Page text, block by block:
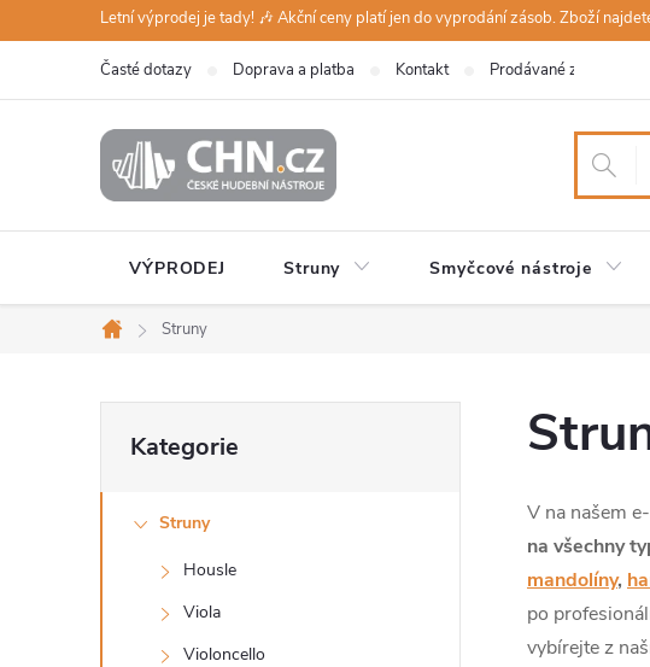
na
Letní výprodej je tady! 🎶 Akční ceny platí jen do vyprodání zásob. Zboží
Časté dotazy Doprava a platba Kontakt Prodávané značky
VÝPRODEJ Struny Smyčcové nástroje
Domů
Struny
o
kategorie
Kategorie
Struny
Housle
Viola
Violoncello
V na našem
na všechny
mandolíny,
po
vybírejte z